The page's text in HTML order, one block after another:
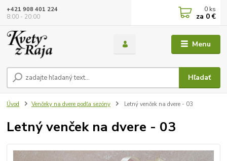
Menu
Hľadať
+421 908 401 224
8:00 - 20:00
0 ks
za 0 €
Úvod Venčeky na dvere podľa sezóny Letný venček na dvere - 03
Letný venček na dvere - 03